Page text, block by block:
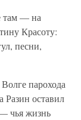
там — на
Красоту:
песни,
парохода
Разин оставил
чья жизнь